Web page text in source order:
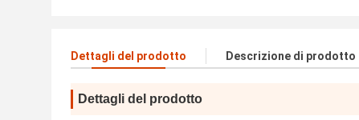
Dettagli del prodotto Descrizione di prodotto
Dettagli del prodotto